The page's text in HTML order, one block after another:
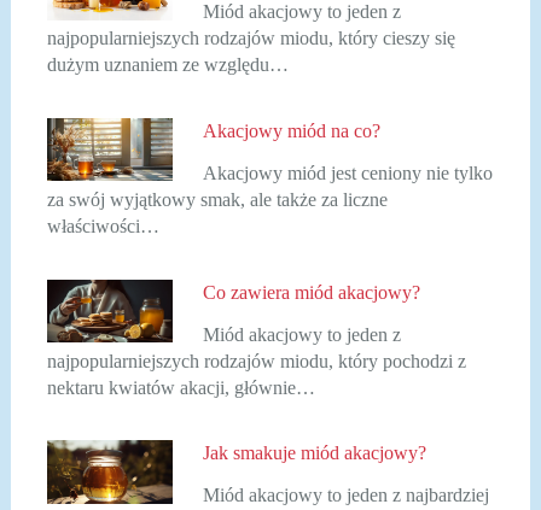
Miód akacjowy to jeden z
najpopularniejszych rodzajów miodu, który cieszy się
dużym uznaniem ze względu…
Akacjowy miód na co?
Akacjowy miód jest ceniony nie tylko
za swój wyjątkowy smak, ale także za liczne
właściwości…
Co zawiera miód akacjowy?
Miód akacjowy to jeden z
najpopularniejszych rodzajów miodu, który pochodzi z
nektaru kwiatów akacji, głównie…
Jak smakuje miód akacjowy?
Miód akacjowy to jeden z najbardziej